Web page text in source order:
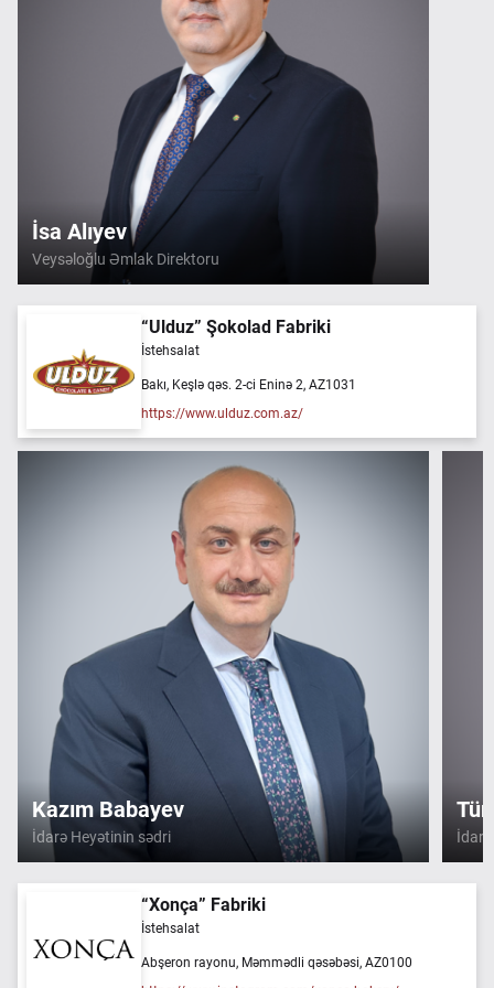
İsa Alıyev
Veysəloğlu Əmlak Direktoru
“Ulduz” Şokolad Fabriki
İstehsalat
Bakı, Keşlə qəs. 2-ci Eninə 2, AZ1031
https://www.ulduz.com.az/
Kazım Babayev
İdarə Heyətinin sədri
“Xonça” Fabriki
İstehsalat
Abşeron rayonu, Məmmədli qəsəbəsi, AZ0100